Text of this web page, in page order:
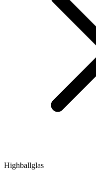
Highballglas